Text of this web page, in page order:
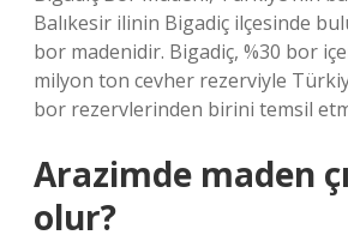
Balıkesir ilinin Bigadiç ilçesinde
bor madenidir. Bigadiç, %30 bor
milyon ton cevher rezerviyle
bor rezervlerinden birini temsil
Arazimde maden
olur?